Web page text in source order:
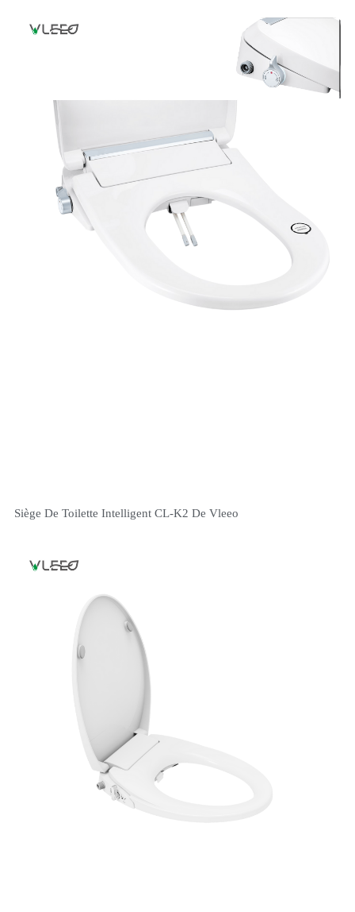
Siège De Toilette Intelligent CL-K2 De Vleeo